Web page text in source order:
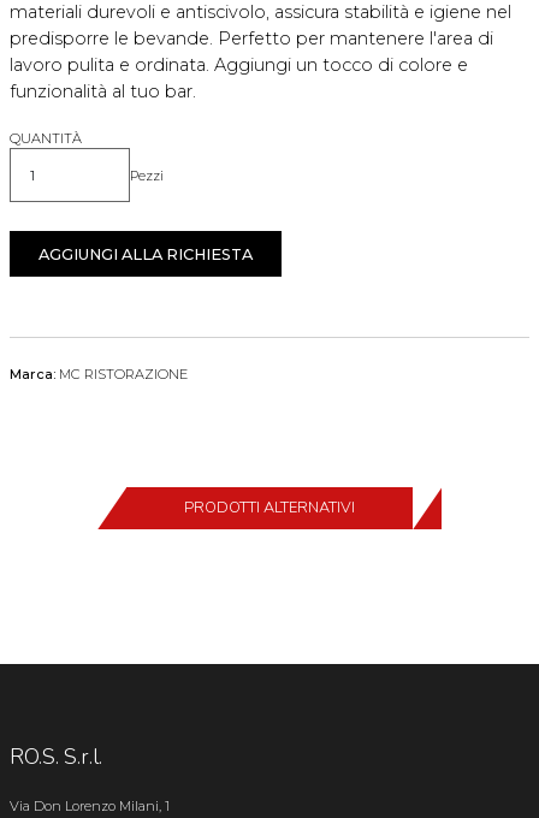
materiali durevoli e antiscivolo, assicura stabilità e igiene nel
predisporre le bevande. Perfetto per mantenere l'area di
lavoro pulita e ordinata. Aggiungi un tocco di colore e
funzionalità al tuo bar.
QUANTITÀ
Quantità Pezzi
AGGIUNGI ALLA RICHIESTA
Marca: MC RISTORAZIONE
PRODOTTI ALTERNATIVI
RO.S. S.r.l.
Via Don Lorenzo Milani, 1